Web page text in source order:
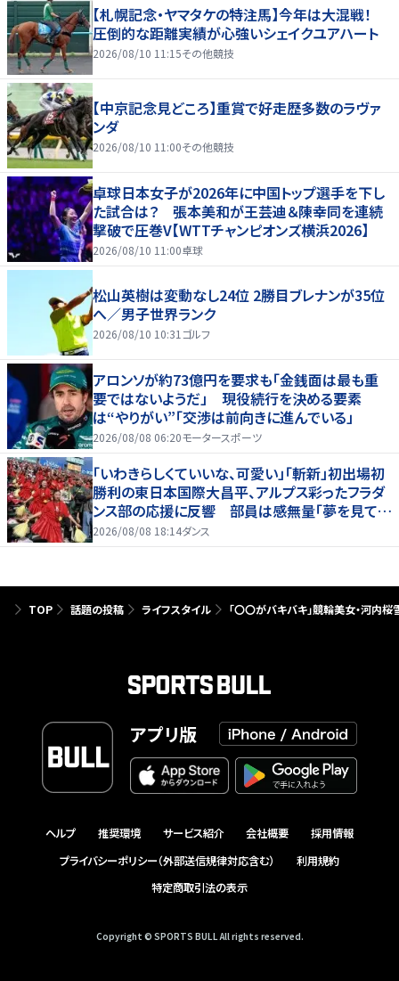
【札幌記念・ヤマタケの特注馬】今年は大混戦！
圧倒的な距離実績が心強いシェイクユアハート
2026/08/10 11:15その他競技
【中京記念見どころ】重賞で好走歴多数のラヴァ
ンダ
2026/08/10 11:00その他競技
卓球日本女子が2026年に中国トップ選手を下し
た試合は？ 張本美和が王芸迪＆陳幸同を連続
撃破で圧巻V【WTTチャンピオンズ横浜2026】
2026/08/10 11:00卓球
松山英樹は変動なし24位 2勝目ブレナンが35位
へ／男子世界ランク
2026/08/10 10:31 ゴルフ
アロンソが約73億円を要求も「金銭面は最も重
要ではないようだ」 現役続行を決める要素
は“やりがい”「交渉は前向きに進んでいる」
2026/08/08 06:20モータースポーツ
「いわきらしくていいな、可愛い」「斬新」初出場初
勝利の東日本国際大昌平、アルプス彩ったフラダ
ンス部の応援に反響 部員は感無量「夢を見てい
るよう」
2026/08/08 18:14ダンス
TOP 話題の投稿 ライフスタイル 「〇〇がバキバキ」競輪美女・河内
アプリ版
ヘルプ 推奨環境 サービス紹介 会社概要
採用情報
プライバシーポリシー（外部送信規律対応含む）
利用規約
特定商取引法の表示
Copyright © SPORTS BULL All rights reserved.